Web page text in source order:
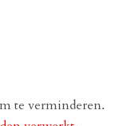
te verminderen.